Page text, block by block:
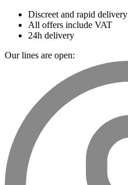
Discreet and rapid delivery
All offers include VAT
24h delivery
Our lines are open: